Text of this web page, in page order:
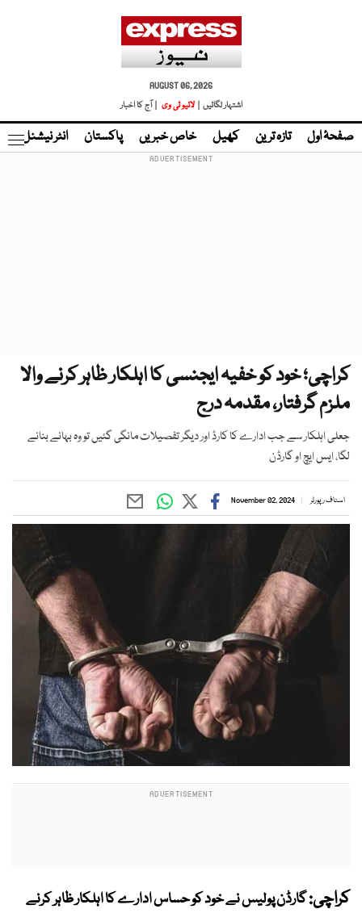
AUGUST 06, 2026
اشتہار لگائیں |
لائیو ٹی وی | آج کا اخبار
صفحۂ اول تازہ ترین کھیل خاص خبریں پاکستان انٹر نیشنل
کراچی؛ خود کو خفیہ ایجنسی کا اہلکار ظاہر کرنے والا
ملزم گرفتار، مقدمہ درج
جعلی اہلکار سے جب ادارے کا کارڈ اور دیگر تفصیلات مانگی گئیں تو وہ بہانے بنانے
لگا، ایس ایچ او گارڈن
اسٹاف رپورٹر November 02, 2024
کراچی:گارڈن پولیس نے خود کو حساس ادارے کا اہلکار ظاہر کرنے